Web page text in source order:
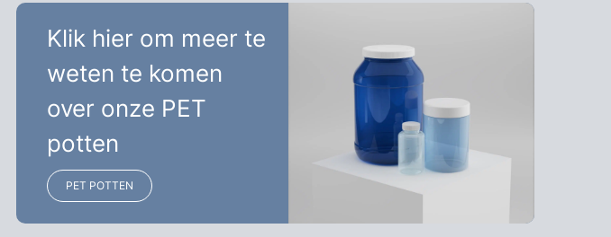
Klik hier om meer te
weten te komen
over onze PET
potten
PET POTTEN